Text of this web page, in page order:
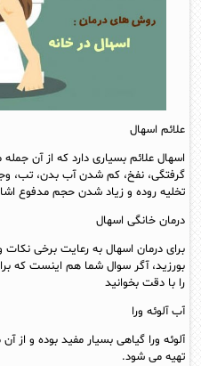
علائم اسهال
اسهال علائم بسیاری دارد که از آن
گرفتگی، نفخ، کم شدن آب بدن، تب،
تخلیه روده و زیاد شدن حجم مدفوع
درمان خانگی اسهال
برای درمان اسهال به رعایت برخی
بورزید، آگر سوال شما هم اینست که
را با دقت بخوانید
آب آلوئه ورا
آلوئه ورا گیاهی بسیار مفید بوده و از
تهیه می شود.